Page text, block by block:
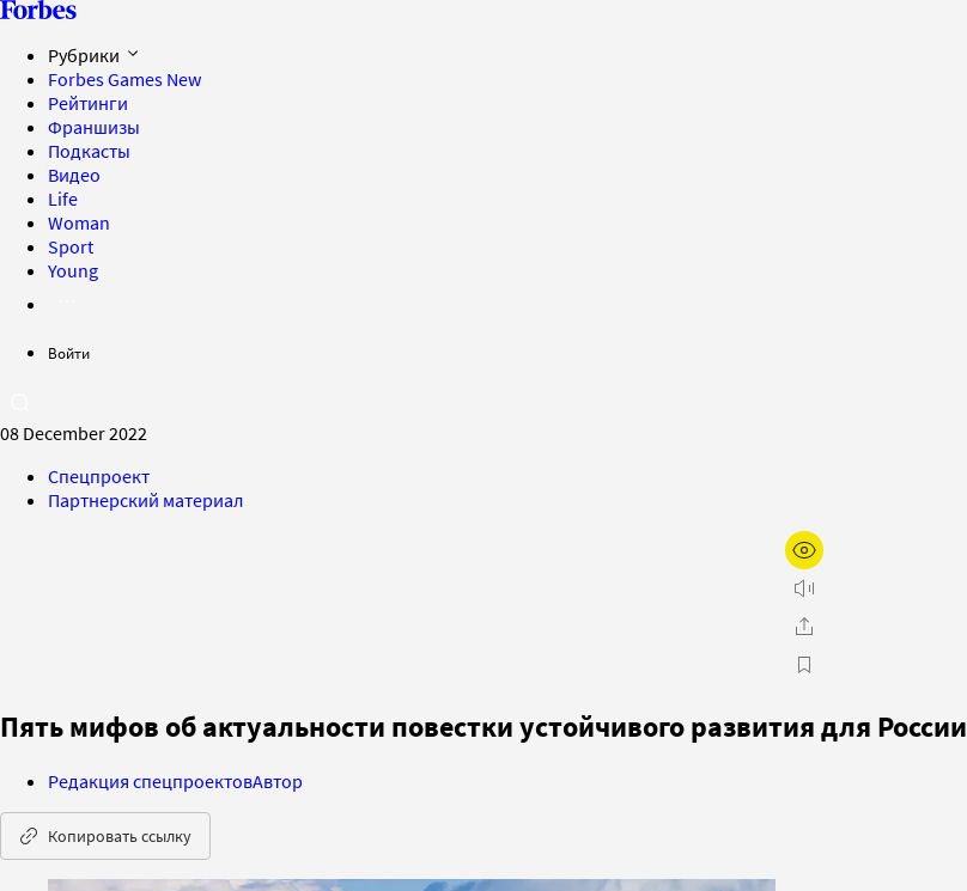
Рубрики
Forbes Games New
Рейтинги
Франшизы
Подкасты
Видео
Life
Woman
Sport
Young
Войти
08 December 2022
Спецпроект
Партнерский материал
Пять мифов об актуальности повестки устойчивого развития для России
Редакция спецпроектовАвтор
Копировать ссылку